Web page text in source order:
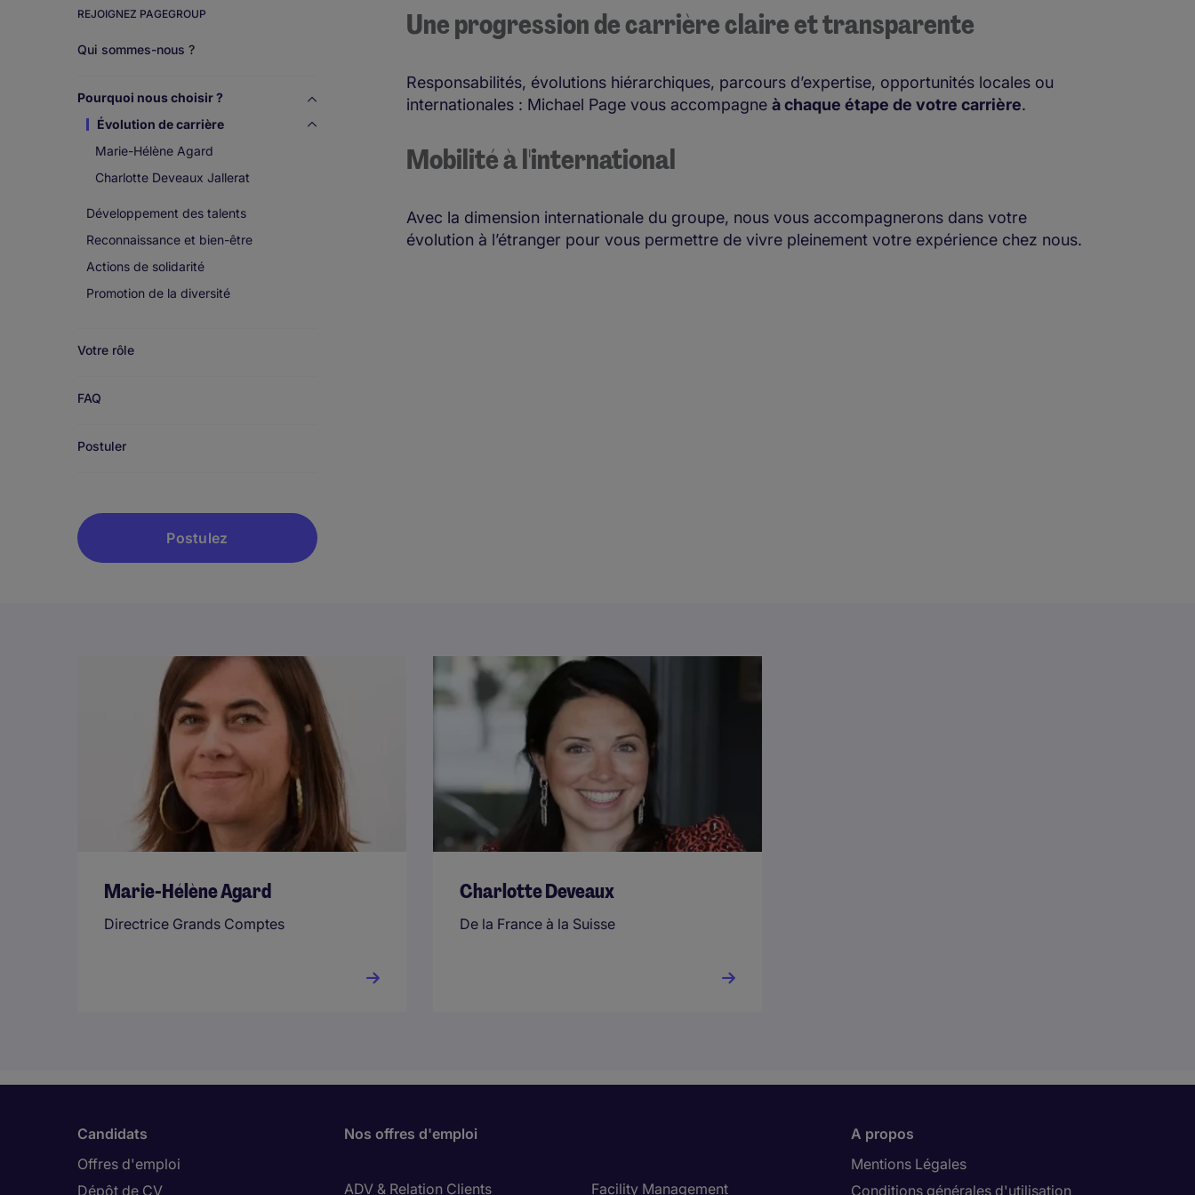
Work
us
REJOIGNEZ PAGEGROUP
Qui sommes-nous ?
Pourquoi nous choisir ?
Évolution de carrière
Marie-Hélène Agard
Charlotte Deveaux Jallerat
Développement des talents
Reconnaissance et bien-être
Actions de solidarité
Promotion de la diversité
Votre rôle
FAQ
Postuler
Postulez
Une progression de carrière claire et transparente
Responsabilités, évolutions hiérarchiques, parcours d’expertise, opportunités locales ou
internationales : Michael Page vous accompagne à chaque étape de votre carrière.
Mobilité à l'international
Avec la dimension internationale du groupe, nous vous accompagnerons dans votre
évolution à l’étranger pour vous permettre de vivre pleinement votre expérience chez nous.
Marie-Hélène Agard
Directrice Grands Comptes
Charlotte Deveaux
De la France à la Suisse
Candidats
Offres d'emploi
Dépôt de CV
Nos offres d'emploi
ADV & Relation Clients
Facility Management
A propos
Mentions Légales
Conditions générales d'utilisation